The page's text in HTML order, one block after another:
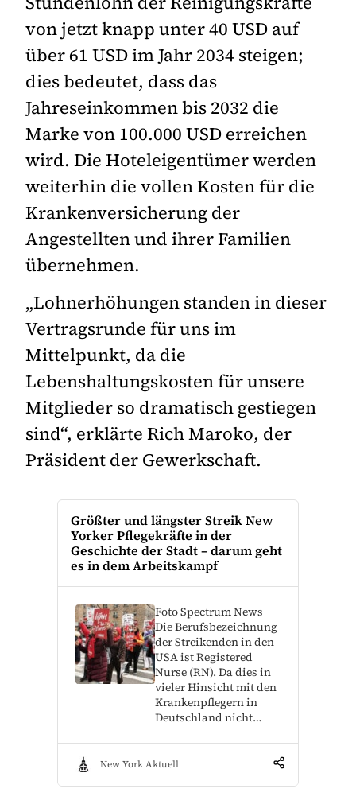
von jetzt knapp unter 40 USD auf
über 61 USD im Jahr 2034 steigen;
dies bedeutet, dass das
Jahreseinkommen bis 2032 die
Marke von 100.000 USD erreichen
wird. Die Hoteleigentümer werden
weiterhin die vollen Kosten für die
Krankenversicherung der
Angestellten und ihrer Familien
übernehmen.
„Lohnerhöhungen standen in dieser
Vertragsrunde für uns im
Mittelpunkt, da die
Lebenshaltungskosten für unsere
Mitglieder so dramatisch gestiegen
sind“, erklärte Rich Maroko, der
Präsident der Gewerkschaft.
Größter und längster Streik New
Yorker Pflegekräfte in der
Geschichte der Stadt – darum geht
es in dem Arbeitskampf
Foto Spectrum News
Die Berufsbezeichnung
der Streikenden in den
USA ist Registered
Nurse (RN). Da dies in
vieler Hinsicht mit den
Krankenpflegern in
Deutschland nicht…
New York Aktuell